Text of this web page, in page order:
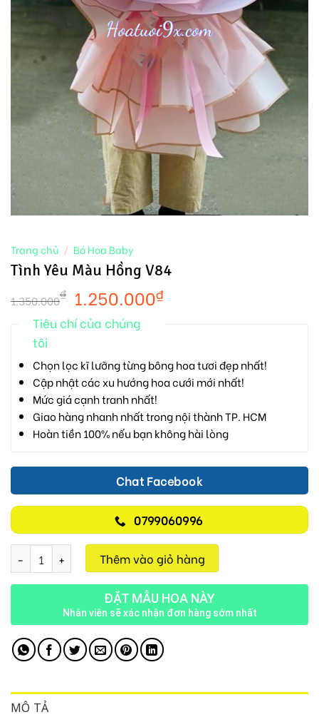
Trang chủ / Bó Hoa Baby
Tình Yêu Màu Hồng V84
1.350.000₫ 1.250.000₫
Tiêu chí của chúng
tôi
Chọn lọc kĩ lưỡng từng bông hoa tươi đẹp nhất!
Cập nhật các xu hướng hoa cưới mới nhất!
Mức giá cạnh tranh nhất!
Giao hàng nhanh nhất trong nội thành TP. HCM
Hoàn tiền 100% nếu bạn không hài lòng
Chat Facebook
0799060996
Tình Yêu Màu Hồng V84 số lượng
Thêm vào giỏ hàng
ĐẶT MẪU HOA NÀY
Nhân viên sẽ xác nhận đơn hàng sớm nhất
MÔ TẢ